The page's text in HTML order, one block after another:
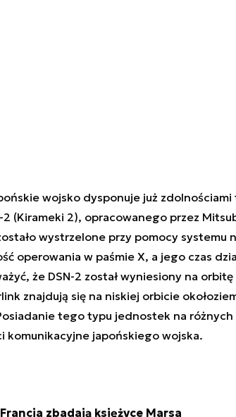
wojsko dysponuje już
2 (Kirameki 2), opracowanego przez
wystrzelone przy pomocy systemu
operowania w paśmie X, a jego czas
że DSN-2 został wyniesiony na
znajdują się na niskiej orbicie
tego typu jednostek na
komunikacyjne japońskiego wojska.
zbadają księżyce Marsa